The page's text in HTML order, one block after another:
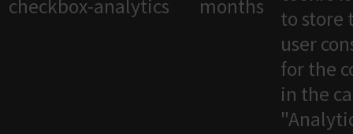
checkbox-analytics
months
to store
user
for the
in the